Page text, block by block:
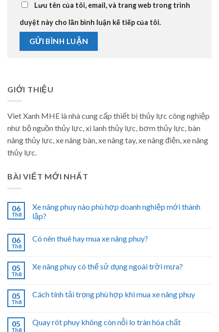
Lưu tên của tôi, email, và trang web trong trình
duyệt này cho lần bình luận kế tiếp của tôi.
GIỚI THIỆU
Viet Xanh MHE là nhà cung cấp thiết bị thủy lực công nghiệp
như bộ nguồn thủy lực, xi lanh thủy lực, bơm thủy lực, bàn
nâng thủy lực, xe nâng bàn, xe nâng tay, xe nâng điện, xe nâng
thủy lực.
BÀI VIẾT MỚI NHẤT
06
Th8
Xe nâng phuy nào phù hợp doanh nghiệp mới thành
lập?
06
Th8
Có nên thuê hay mua xe nâng phuy?
05
Th8
Xe nâng phuy có thể sử dụng ngoài trời mưa?
05
Th8
Cách tính tải trọng phù hợp khi mua xe nâng phuy
05
Th8
Quay rót phuy không còn nỗi lo tràn hóa chất